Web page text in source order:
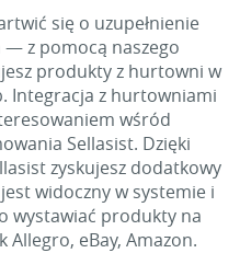
się o uzupełnienie
z pomocą naszego
produkty z hurtowni w
Integracja z hurtowniami
wśród
Sellasist. Dzięki
zyskujesz dodatkowy
widoczny w systemie i
wystawiać produkty na
Allegro, eBay, Amazon.